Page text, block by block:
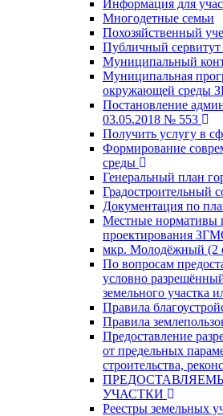
Информация для
Многодетные семьи
Похозяйственный
Публичный сервитут
Муниципальный
Муниципальная
окружающей среды
Постановление
03.05.2018 № 553
Получить услугу в
Формирование
среды
Генеральный план
Градостроительный
Документация по
Местные нормативы
проектирования
мкр. Молодёжный (2
По вопросам
условно
земельного участка
Правила
Правила
Предоставление
от предельных
строительства,
УЧАСТКИ
Реестры земельных